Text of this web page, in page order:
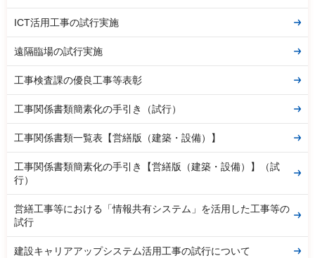
ICT活用工事の試行実施
遠隔臨場の試行実施
工事検査課の優良工事等表彰
工事関係書類簡素化の手引き（試行）
工事関係書類一覧表【営繕版（建築・設備）】
工事関係書類簡素化の手引き【営繕版（建築・設備）】（試
行）
営繕工事等における「情報共有システム」を活用した工事等の
試行
建設キャリアアップシステム活用工事の試行について